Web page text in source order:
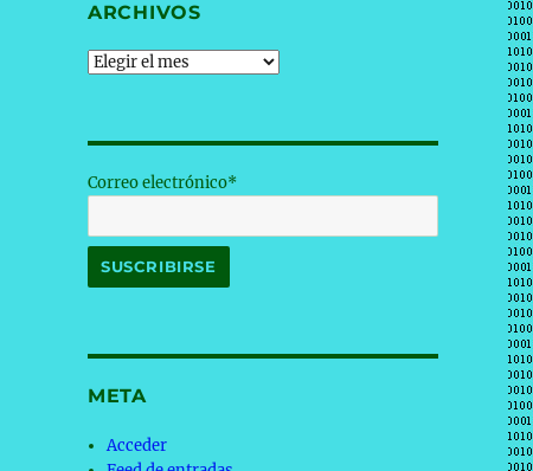
ARCHIVOS
Archivos
Correo electrónico*
META
Acceder